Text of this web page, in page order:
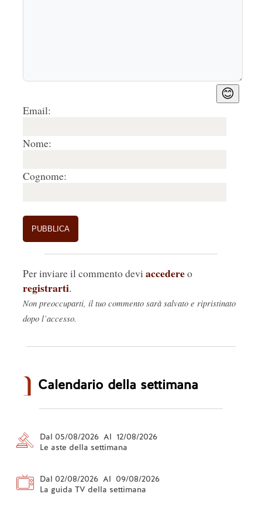
😊
Email:
Nome:
Cognome:
Per inviare il commento devi accedereo
registrarti.
Non preoccuparti, il tuo commento sarà salvato e ripristinato
dopo l’accesso.
Calendario della settimana
Dal 05/08/2026 Al 12/08/2026
Le aste della settimana
Dal 02/08/2026 Al 09/08/2026
La guida TV della settimana